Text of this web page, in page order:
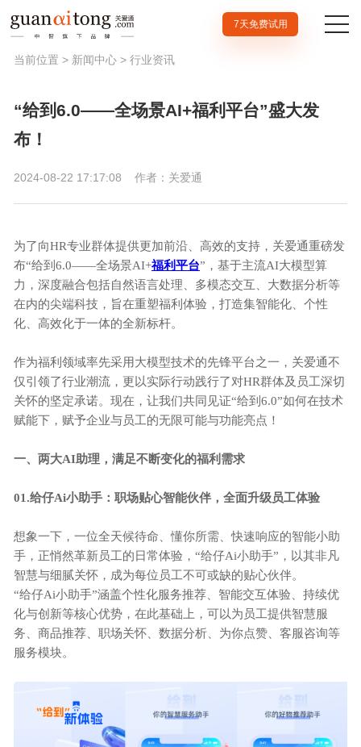
7天免费试用
当前位置 > 新闻中心 > 行业资讯
“给到6.0——全场景AI+福利平台”盛大发
布！
2024-08-22 17:17:08 作者：关爱通
为了向HR专业群体提供更加前沿、高效的支持，关爱通重磅发
布“给到6.0——全场景AI+福利平台”，基于主流AI大模型算
力，深度融合包括自然语言处理、多模态交互、大数据分析等
在内的尖端科技，旨在重塑福利体验，打造集智能化、个性
化、高效化于一体的全新标杆。
作为福利领域率先采用大模型技术的先锋平台之一，关爱通不
仅引领了行业潮流，更以实际行动践行了对HR群体及员工深切
关怀的坚定承诺。现在，让我们共同见证“给到6.0”如何在技术
赋能下，赋予企业与员工的无限可能与功能亮点！
一、 两大AI助理，满足不断变化的福利需求
01.给仔Ai小助手：职场贴心智能伙伴，全面升级员工体验
想象一下，一位全天候待命、懂你所需、快速响应的智能小助
手，正悄然革新员工的日常体验， “给仔Ai小助手”，以其非凡
智慧与细腻关怀，成为每位员工不可或缺的贴心伙伴。
“给仔Ai小助手”涵盖个性化服务推荐、智能交互体验、持续优
化与创新等核心优势，在此基础上，可以为员工提供智慧服
务、商品推荐、职场关怀、数据分析、为你点赞、客服咨询等
服务模块。